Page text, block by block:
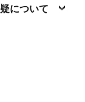
疑について